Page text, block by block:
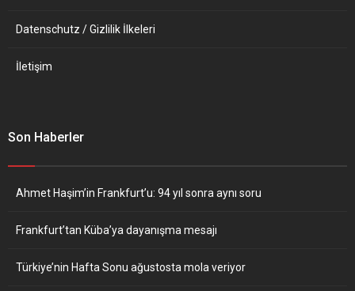
Datenschutz / Gizlilik İlkeleri
İletişim
Son Haberler
Ahmet Haşim’in Frankfurt’u: 94 yıl sonra aynı soru
Frankfurt’tan Küba’ya dayanışma mesajı
Türkiye’nin Hafta Sonu ağustosta mola veriyor